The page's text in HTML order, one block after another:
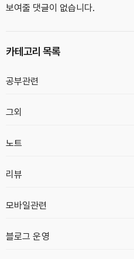
보여줄 댓글이 없습니다.
카테고리 목록
공부관련
그외
노트
리뷰
모바일관련
블로그 운영